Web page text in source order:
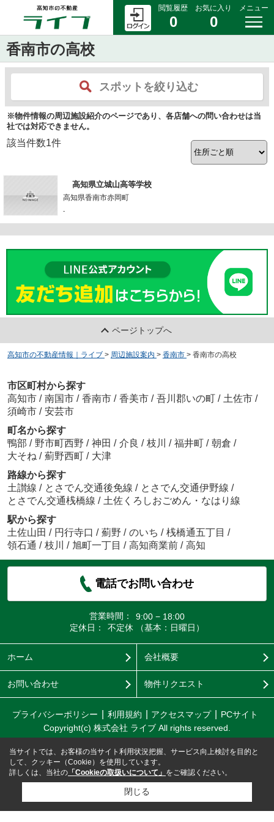
閲覧履歴
0
お気に入り
0
メニュー
香南市の高校
スポットを絞り込む
※物件情報の周辺施設紹介のページであり、各店舗への問い合わせは当
社では対応できません。
該当件数1件
高知県立城山高等学校
高知県香南市赤岡町
-
ページトップへ
高知市の不動産情報｜ライブ > 周辺施設案内 > 香南市 > 香南市の高校
市区町村から探す
高知市 / 南国市 / 香南市 / 香美市 / 吾川郡いの町 / 土佐市 /
須崎市 / 安芸市
町名から探す
鴨部 / 野市町西野 / 神田 / 介良 / 枝川 / 福井町 / 朝倉 /
大そね / 薊野西町 / 大津
路線から探す
土讃線 / とさでん交通後免線 / とさでん交通伊野線 /
とさでん交通桟橋線 / 土佐くろしおごめん・なはり線
駅から探す
土佐山田 / 円行寺口 / 薊野 / のいち / 桟橋通五丁目 /
領石通 / 枝川 / 旭町一丁目 / 高知商業前 / 高知
電話でお問い合わせ
営業時間：
9:00 − 18:00
定休日：
不定休 （基本：日曜日）
ホーム 会社概要
お問い合わせ 物件リクエスト
プライバシーポリシー 利用規約 アクセスマップ
PCサイト
Copyright(c) 株式会社 ライブ All rights reserved.
当サイトでは、お客様の当サイト利用状況把握、サービス向上検討を目的と
して、クッキー（Cookie）を使用しています。
詳しくは、当社の 「Cookieの取扱いについて」 をご確認ください。
閉じる